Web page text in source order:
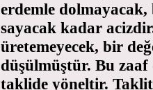
erdemle dolmayacak,
sayacak kadar
üretemeyecek, bir
düşülmüştür. Bu zaaf
taklide yöneltir.